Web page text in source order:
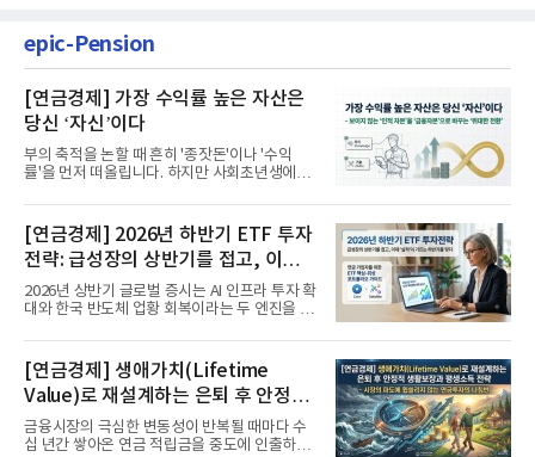
epic-Pension
[연금경제] 가장 수익률 높은 자산은
당신 ‘자신’이다
부의 축적을 논할 때 흔히 '종잣돈'이나 '수익
률'을 먼저 떠올립니다. 하지만 사회초년생에게
[연금경제] 2026년 하반기 ETF 투자
전략: 급성장의 상반기를 접고, 이제
'실적'이 가르는 하반기를 맞다
2026년 상반기 글로벌 증시는 AI 인프라 투자 확
대와 한국 반도체 업황 회복이라는 두 엔진을 달
[연금경제] 생애가치(Lifetime
Value)로 재설계하는 은퇴 후 안정적
생활보장과 평생소득 전략
금융시장의 극심한 변동성이 반복될 때마다 수
십 년간 쌓아온 연금 적립금을 중도에 인출하거